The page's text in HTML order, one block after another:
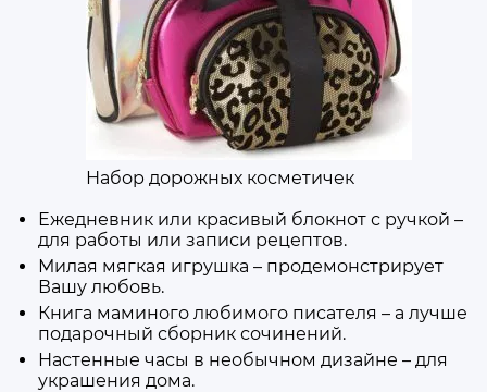
Набор дорожных косметичек
Ежедневник или красивый блокнот с ручкой –
для работы или записи рецептов.
Милая мягкая игрушка – продемонстрирует
Вашу любовь.
Книга маминого любимого писателя – а лучше
подарочный сборник сочинений.
Настенные часы в необычном дизайне – для
украшения дома.